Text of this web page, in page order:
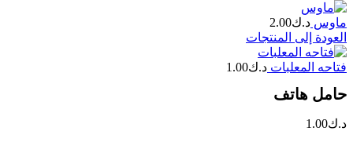
ماوس د.ك2.00
العودة إلى المنتجات
فتاحه المعلبات د.ك1.00
حامل هاتف
د.ك1.00